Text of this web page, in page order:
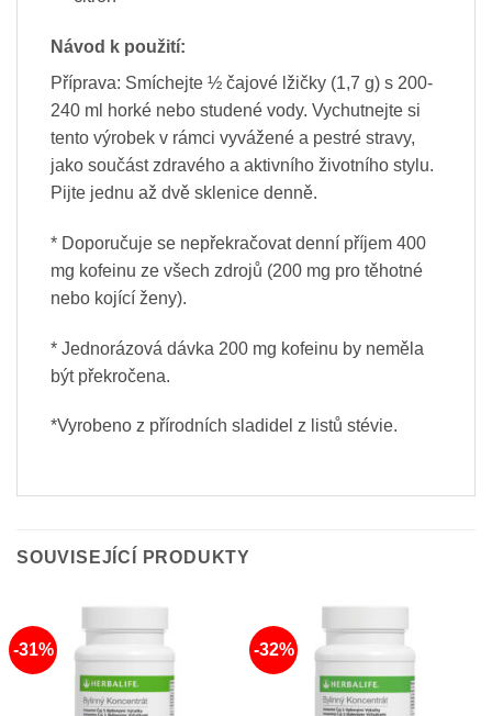
Návod k použití:
Příprava: Smíchejte ½ čajové lžičky (1,7 g) s 200-
240 ml horké nebo studené vody. Vychutnejte si
tento výrobek v rámci vyvážené a pestré stravy,
jako součást zdravého a aktivního životního stylu.
Pijte jednu až dvě sklenice denně.
* Doporučuje se nepřekračovat denní příjem 400
mg kofeinu ze všech zdrojů (200 mg pro těhotné
nebo kojící ženy).
* Jednorázová dávka 200 mg kofeinu by neměla
být překročena.
*Vyrobeno z přírodních sladidel z listů stévie.
SOUVISEJÍCÍ PRODUKTY
-31% -32%